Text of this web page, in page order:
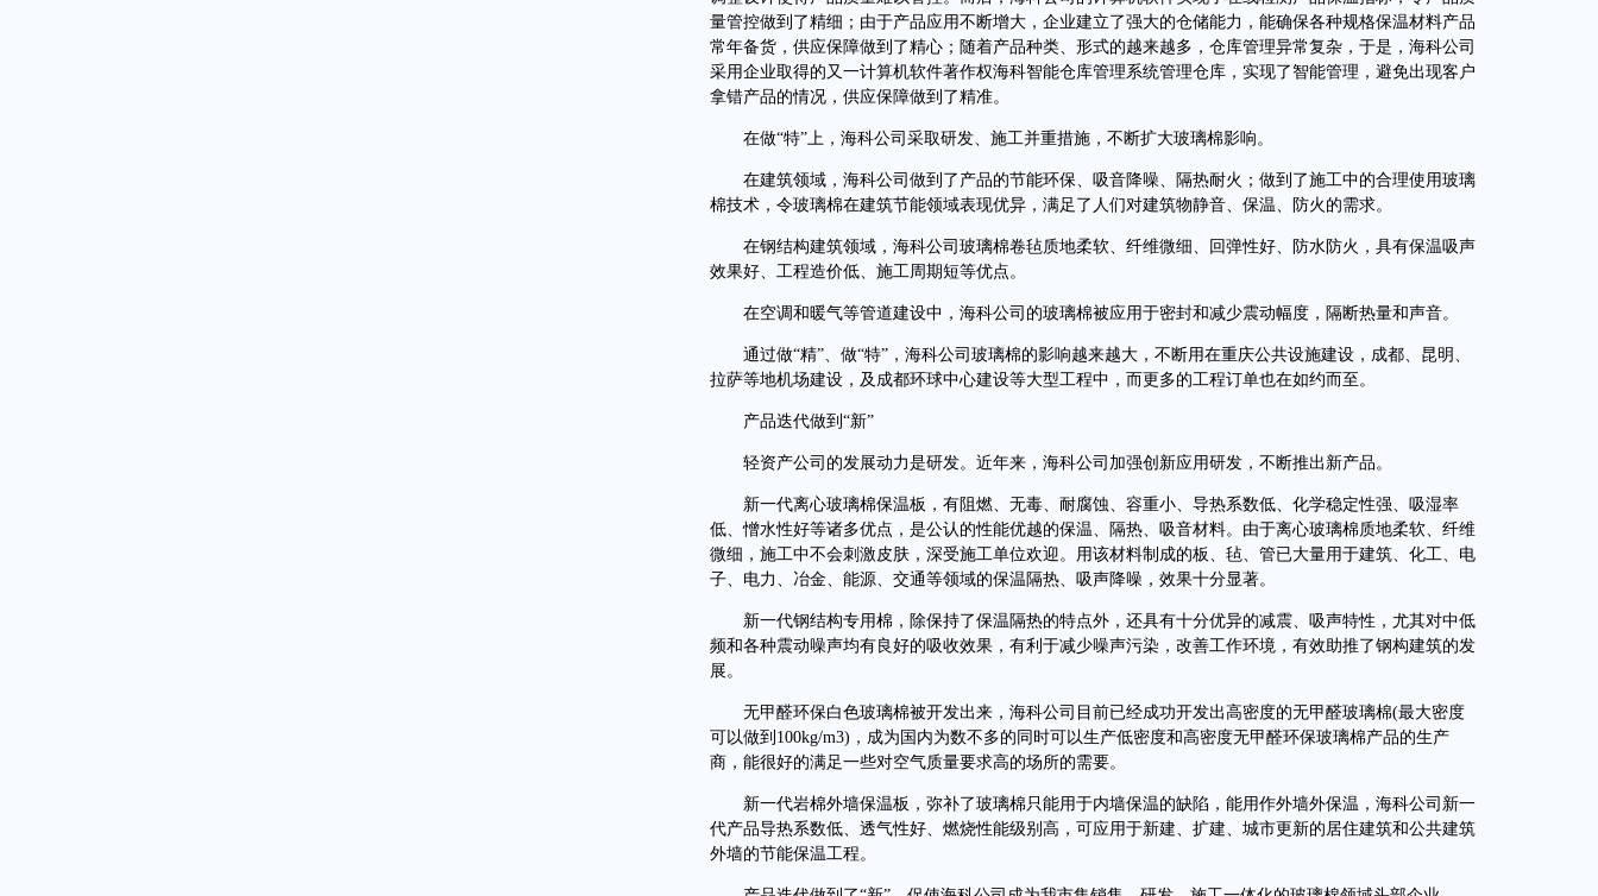
量管控做到了精细；由于产品应用不断增大，企业建立了强大的仓储能力，能确保各种规格保温材料产品
常年备货，供应保障做到了精心；随着产品种类、形式的越来越多，仓库管理异常复杂，于是，海科公司
采用企业取得的又一计算机软件著作权海科智能仓库管理系统管理仓库，实现了智能管理，避免出现客户
拿错产品的情况，供应保障做到了精准。
在做“特”上，海科公司采取研发、施工并重措施，不断扩大玻璃棉影响。
在建筑领域，海科公司做到了产品的节能环保、吸音降噪、隔热耐火；做到了施工中的合理使用玻璃
棉技术，令玻璃棉在建筑节能领域表现优异，满足了人们对建筑物静音、保温、防火的需求。
在钢结构建筑领域，海科公司玻璃棉卷毡质地柔软、纤维微细、回弹性好、防水防火，具有保温吸声
效果好、工程造价低、施工周期短等优点。
在空调和暖气等管道建设中，海科公司的玻璃棉被应用于密封和减少震动幅度，隔断热量和声音。
通过做“精”、做“特”，海科公司玻璃棉的影响越来越大，不断用在重庆公共设施建设，成都、昆明、
拉萨等地机场建设，及成都环球中心建设等大型工程中，而更多的工程订单也在如约而至。
产品迭代做到“新”
轻资产公司的发展动力是研发。近年来，海科公司加强创新应用研发，不断推出新产品。
新一代离心玻璃棉保温板，有阻燃、无毒、耐腐蚀、容重小、导热系数低、化学稳定性强、吸湿率
低、憎水性好等诸多优点，是公认的性能优越的保温、隔热、吸音材料。由于离心玻璃棉质地柔软、纤维
微细，施工中不会刺激皮肤，深受施工单位欢迎。用该材料制成的板、毡、管已大量用于建筑、化工、电
子、电力、冶金、能源、交通等领域的保温隔热、吸声降噪，效果十分显著。
新一代钢结构专用棉，除保持了保温隔热的特点外，还具有十分优异的减震、吸声特性，尤其对中低
频和各种震动噪声均有良好的吸收效果，有利于减少噪声污染，改善工作环境，有效助推了钢构建筑的发
展。
无甲醛环保白色玻璃棉被开发出来，海科公司目前已经成功开发出高密度的无甲醛玻璃棉(最大密度
可以做到100kg/m3)，成为国内为数不多的同时可以生产低密度和高密度无甲醛环保玻璃棉产品的生产
商，能很好的满足一些对空气质量要求高的场所的需要。
新一代岩棉外墙保温板，弥补了玻璃棉只能用于内墙保温的缺陷，能用作外墙外保温，海科公司新一
代产品导热系数低、透气性好、燃烧性能级别高，可应用于新建、扩建、城市更新的居住建筑和公共建筑
外墙的节能保温工程。